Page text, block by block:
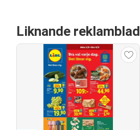
Liknande reklamblad